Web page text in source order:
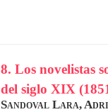
8. Los novelistas
del siglo XIX
Sandoval Lara,